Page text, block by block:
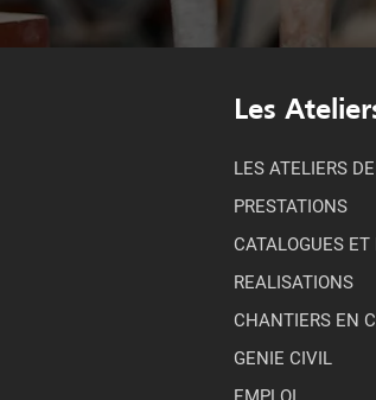
Les
LES ATELIERS
PRESTATIONS
CATALOGUES ET
REALISATIONS
CHANTIERS EN
GENIE CIVIL